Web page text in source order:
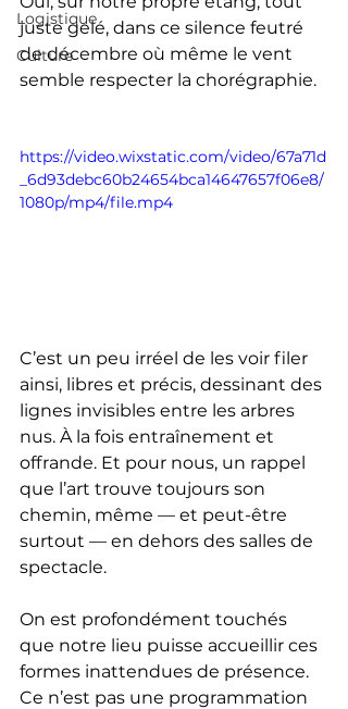
Logistique
Culture
juste gelé, dans ce silence feutré
de décembre où même le vent
semble respecter la chorégraphie.
https://video.wixstatic.com/video/67a71d
_6d93debc60b24654bca14647657f06e8/
1080p/mp4/file.mp4
C’est un peu irréel de les voir filer
ainsi, libres et précis, dessinant des
lignes invisibles entre les arbres
nus. À la fois entraînement et
offrande. Et pour nous, un rappel
que l’art trouve toujours son
chemin, même — et peut-être
surtout — en dehors des salles de
spectacle.
On est profondément touchés
que notre lieu puisse accueillir ces
formes inattendues de présence.
Ce n’est pas une programmation